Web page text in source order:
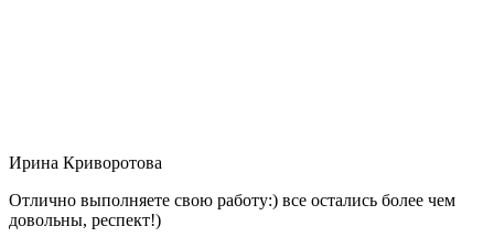
Ирина Криворотова
Отлично выполняете свою работу:) все остались более чем
довольны, респект!)